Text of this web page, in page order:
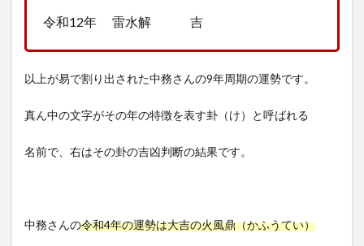
令和12年 雷水解 吉
以上が易で割り出された中務さんの9年周期の運勢です。
真ん中の文字がその年の特徴を表す卦（け）と呼ばれる
名前で、右はその卦の吉凶判断の結果です。
中務さんの令和4年の運勢は大吉の火風鼎（かふうてい）